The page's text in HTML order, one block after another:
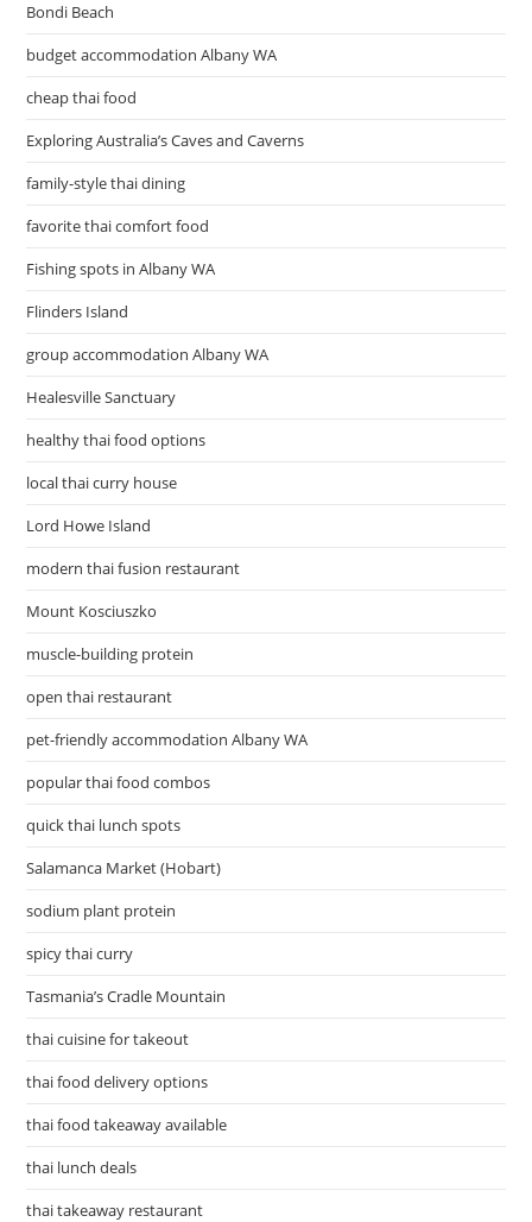
Bondi Beach
budget accommodation Albany WA
cheap thai food
Exploring Australia’s Caves and Caverns
family-style thai dining
favorite thai comfort food
Fishing spots in Albany WA
Flinders Island
group accommodation Albany WA
Healesville Sanctuary
healthy thai food options
local thai curry house
Lord Howe Island
modern thai fusion restaurant
Mount Kosciuszko
muscle-building protein
open thai restaurant
pet-friendly accommodation Albany WA
popular thai food combos
quick thai lunch spots
Salamanca Market (Hobart)
sodium plant protein
spicy thai curry
Tasmania’s Cradle Mountain
thai cuisine for takeout
thai food delivery options
thai food takeaway available
thai lunch deals
thai takeaway restaurant